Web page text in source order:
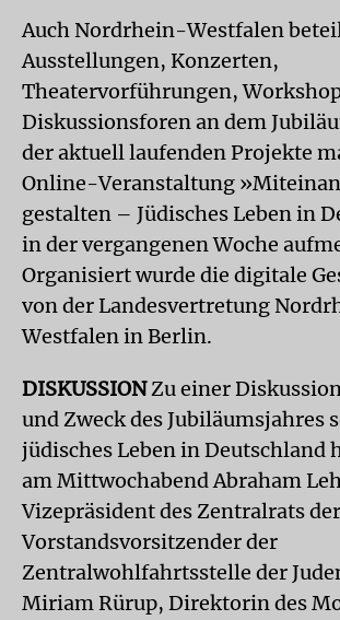
Auch Nordrhein-Westfalen
Ausstellungen, Konzerten,
Theatervorführungen,
Diskussionsforen an dem
der aktuell laufenden Projekte
Online-Veranstaltung
gestalten – Jüdisches Leben in
in der vergangenen Woche
Organisiert wurde die digitale
von der Landesvertretung
Westfalen in Berlin.
DISKUSSIONZu einer
und Zweck des Jubiläumsjahres
jüdisches Leben in Deutschland
am Mittwochabend Abraham
Vizepräsident des Zentralrats
Vorstandsvorsitzender der
Zentralwohlfahrtsstelle der
Miriam Rürup, Direktorin des